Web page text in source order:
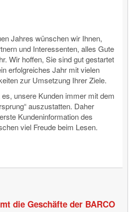
Jahres wünschen wir Ihnen,
und Interessenten, alles Gute
Wir hoffen, Sie sind gut gestartet
erfolgreiches Jahr mit vielen
zur Umsetzung Ihrer Ziele.
unsere Kunden immer mit dem
auszustatten. Daher
Kundeninformation des
viel Freude beim Lesen.
die Geschäfte der BARCO